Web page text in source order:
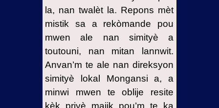
la, nan twalèt la. Repons mèt
mistik sa a rekòmande pou
mwen ale nan simityè a
toutouni, nan mitan lannwit.
Anvan’m te ale nan direksyon
simityè lokal Mongansi a, a
minwi mwen te oblije resite
kèk priyè majik pou’m te ka